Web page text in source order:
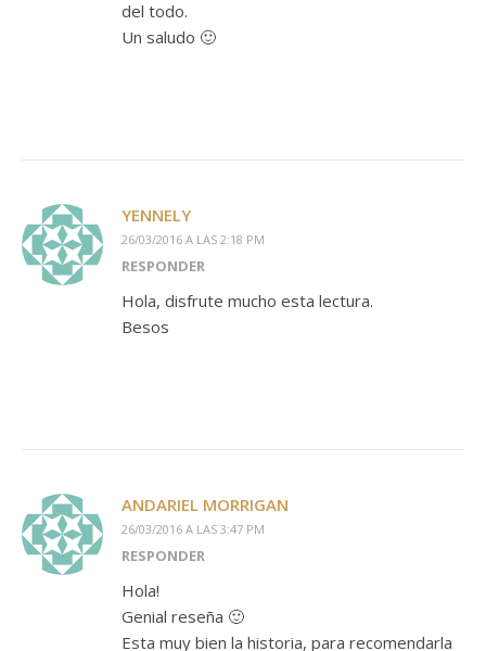
del todo.
Un saludo 🙂
YENNELY
26/03/2016 A LAS 2:18 PM
RESPONDER
Hola, disfrute mucho esta lectura.
Besos
ANDARIEL MORRIGAN
26/03/2016 A LAS 3:47 PM
RESPONDER
Hola!
Genial reseña 🙂
Esta muy bien la historia, para recomendarla